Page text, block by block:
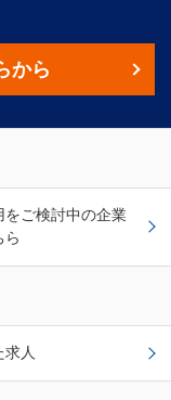
から
をご検討中の企業
ら
求人